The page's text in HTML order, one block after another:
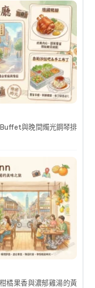
與晚間燭光鋼琴排
橘果香與濃郁雞湯的黃